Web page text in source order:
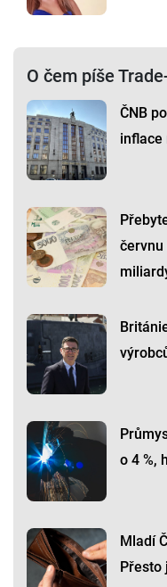
O čem píše
ČNB
inflace
červnu
o 4 %,
Mladí
Přesto